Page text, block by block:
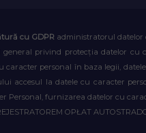
cu GDPR administratorul datelor
general privind protecția datelor
caracter personal în baza legii,
accesul la datele cu caracter
Personal, furnizarea datelor cu
OPŁAT